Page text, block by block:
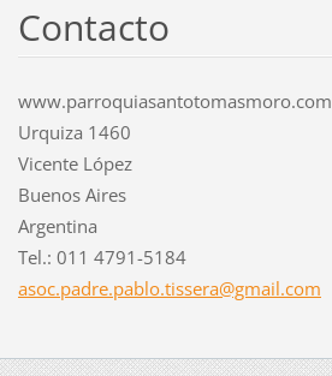
Contacto
www.parroquiasantotomasmoro.com
Urquiza 1460
Vicente López
Buenos Aires
Argentina
Tel.: 011 4791-5184
asoc.padre.pablo.tissera@gmail.com